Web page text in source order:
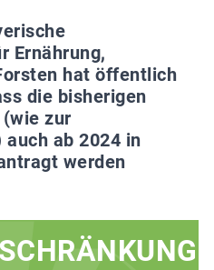
Ernährung,
hat öffentlich
die bisherigen
zur
ab 2024 in
werden